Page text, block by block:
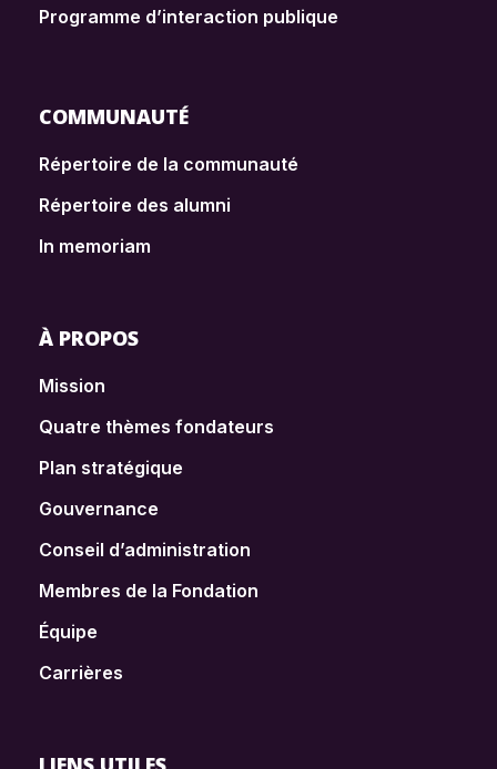
Programme d’interaction publique
COMMUNAUTÉ
Répertoire de la communauté
Répertoire des alumni
In memoriam
À PROPOS
Mission
Quatre thèmes fondateurs
Plan stratégique
Gouvernance
Conseil d’administration
Membres de la Fondation
Équipe
Carrières